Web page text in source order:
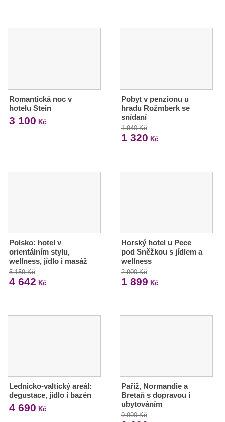
Romantická noc v
hotelu Stein
3 100 Kč
Pobyt v penzionu u
hradu Rožmberk se
snídaní
1 940 Kč
1 320 Kč
Polsko: hotel v
orientálním stylu,
wellness, jídlo i masáž
5 159 Kč
4 642 Kč
Horský hotel u Pece
pod Sněžkou s jídlem a
wellness
2 900 Kč
1 899 Kč
Lednicko-valtický areál:
degustace, jídlo i bazén
4 690 Kč
Paříž, Normandie a
Bretaň s dopravou i
ubytováním
9 990 Kč